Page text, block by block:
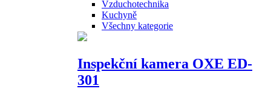
Vzduchotechnika
Kuchyně
Všechny kategorie
Inspekční kamera OXE ED-
301